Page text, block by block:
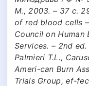
M., 2003. – 37 с.
of red blood cells
Council on Human
Services. – 2nd
Palmieri T.L.,
Ameri-can Burn
Trials Group, ef-